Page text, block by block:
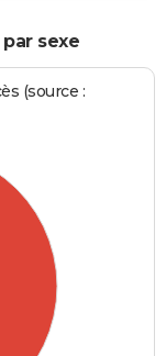
sexe
(source :